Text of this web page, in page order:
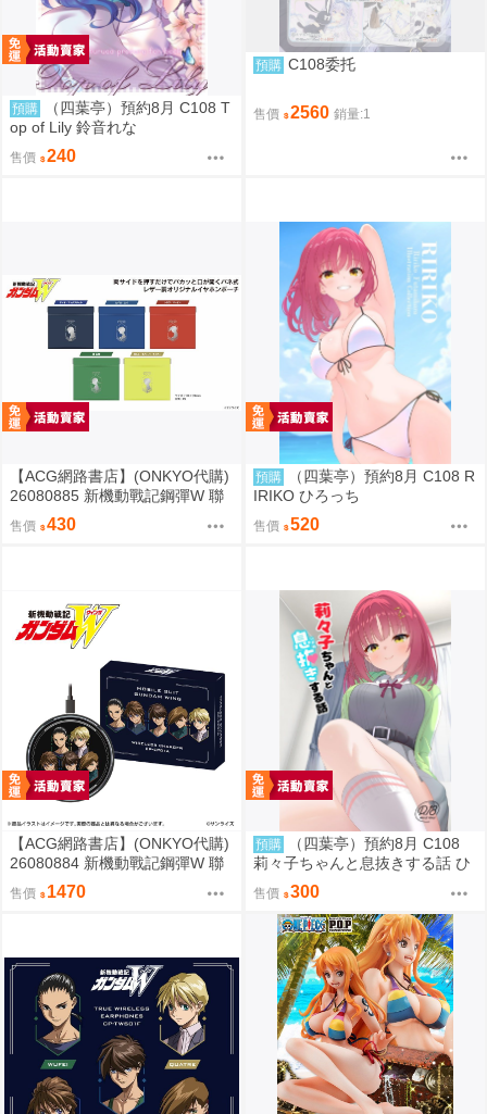
預購
（四葉亭）預約8月 C108 T
op of Lily 鈴音れな
售價 240
預購 C108委托
售價 2560 銷量:1
【ACG網路書店】(ONKYO代購)
26080885 新機動戰記鋼彈W 聯
名耳機 收納包
售價 430
預購
（四葉亭）預約8月 C108 R
IRIKO ひろっち
售價 520
【ACG網路書店】(ONKYO代購)
26080884 新機動戰記鋼彈W 聯
名耳機 專屬充電器
售價 1470
預購
（四葉亭）預約8月 C108
莉々子ちゃんと息抜きする話 ひ
ろっち
售價 300